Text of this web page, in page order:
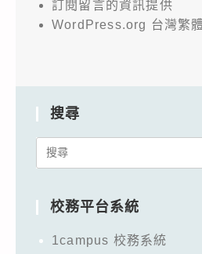
訂閱留言的資訊提供
WordPress.org 台灣繁
搜尋
Search
校務平台系統
1campus 校務系統